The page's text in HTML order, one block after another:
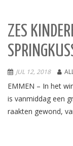
ZES
JUL 12, 2018
EMMEN – In het
is vanmiddag een
raakten gewond,